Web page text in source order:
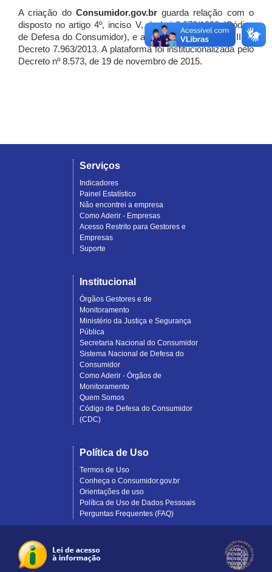
A criação do Consumidor.gov.brguarda relação com o
disposto no artigo 4º, inciso V, da Lei 8.078/1990 (Código
de Defesa do Consumidor), e artigo 7º, incisos I, II e III do
Decreto 7.963/2013. A plataforma foi institucionalizada pelo
Decreto nº 8.573, de 19 de novembro de 2015.
Serviços
Indicadores
Painel Estatístico
Não encontrei a empresa
Como Aderir - Empresas
Acesso Restrito para Gestores e
Empresas
Suporte
Institucional
Órgãos Gestores e de
Monitoramento
Ministério da Justiça e Segurança
Pública
Secretaria Nacional do Consumidor
Sistema Nacional de Defesa do
Consumidor
Como Aderir - Órgãos de
Monitoramento
Quem Somos
Código de Defesa do Consumidor
(CDC)
Política de Uso
Termos de Uso
Conheça o Consumidor.gov.br
Orientações de uso
Política de Uso de Dados Pessoais
Perguntas Frequentes (FAQ)